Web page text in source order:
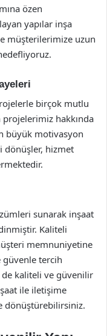
özen
yapılar inşa
müşterilerimize uzun
birçok mutlu
hakkında
büyük motivasyon
dönüşler, hizmet
sunarak inşaat
Kaliteli
memnuniyetine
tercih
kaliteli ve güvenilir
ile iletişime
dönüştürebilirsiniz.